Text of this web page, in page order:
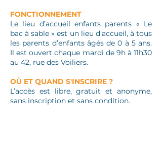
FONCTIONNEMENT
Le lieu d’accueil enfants parents « Le
bac à sable » est un lieu d’accueil, à tous
les parents d’enfants âgés de 0 à 5 ans.
Il est ouvert chaque mardi de 9h à 11h30
au 42, rue des Voiliers.​
OÙ ET QUAND S'INSCRIRE ?
L’accès est libre, gratuit et anonyme,
sans inscription et sans condition.